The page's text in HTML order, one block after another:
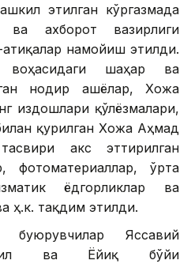
этилган кўргазмада
ва ахборот вазирлиги
намойиш этилди.
воҳасидаги шаҳар ва
нодир ашёлар, Хожа
издошлари қўлёзмалари,
қурилган Хожа Аҳмад
акс эттирилган
фотоматериаллар, ўрта
ёдгорликлар ва
ҳ.к. тақдим этилди.
Яссавий
ва Ёйиқ бўйи